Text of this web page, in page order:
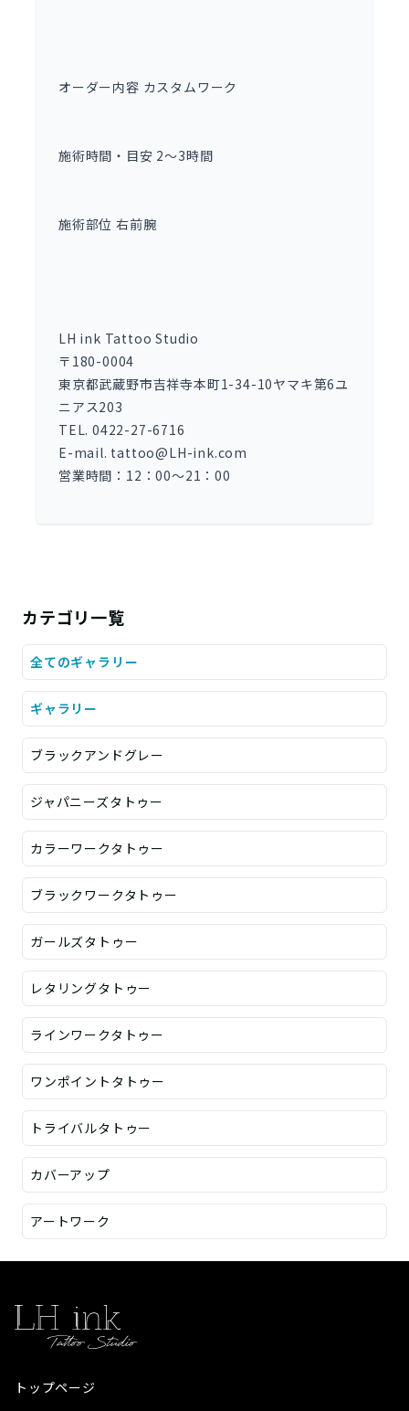
オーダー内容 カスタムワーク
施術時間・目安 2～3時間
施術部位 右前腕
LH ink Tattoo Studio
〒180-0004
東京都武蔵野市吉祥寺本町1-34-10ヤマキ第6ユ
ニアス203
TEL. 0422-27-6716
E-mail. tattoo@LH-ink.com
営業時間：12：00～21：00
カテゴリ一覧
全てのギャラリー
ギャラリー
ブラックアンドグレー
ジャパニーズタトゥー
カラーワークタトゥー
ブラックワークタトゥー
ガールズタトゥー
レタリングタトゥー
ラインワークタトゥー
ワンポイントタトゥー
トライバルタトゥー
カバーアップ
アートワーク
トップページ